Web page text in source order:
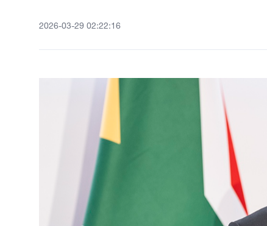
2026-03-29 02:22:16